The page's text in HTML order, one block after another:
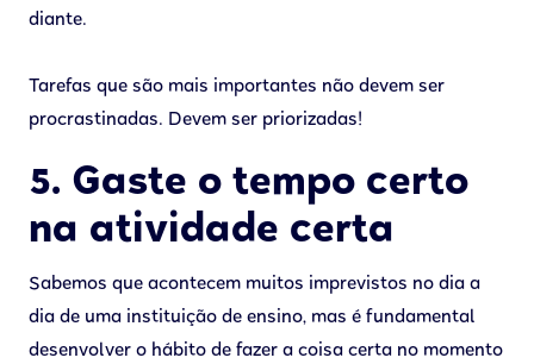
diante.
Tarefas que são mais importantes não devem ser
procrastinadas. Devem ser priorizadas!
5. Gaste o tempo certo
na atividade certa
Sabemos que acontecem muitos imprevistos no dia a
dia de uma instituição de ensino, mas é fundamental
desenvolver o hábito de fazer a coisa certa no momento